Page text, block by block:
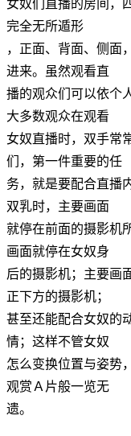
女奴们直播的房间，
完全无所遁形
，正面、背面、侧面
进来。虽然观看直
播的观众们可以依个
大多数观众在观看
女奴直播时，双手常
们，第一件重要的任
务，就是要配合直播
双乳时，主要画面
就停在前面的摄影机
画面就停在女奴身
后的摄影机；主要画
正下方的摄影机；
甚至还能配合女奴的
情；这样不管女奴
怎么变换位置与姿势
观赏Ａ片般一览无
遗。